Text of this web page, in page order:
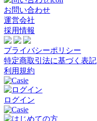
お問い合わせ
運営会社
採用情報
プライバシーポリシー
特定商取引法に基づく表記
利用規約
ログイン